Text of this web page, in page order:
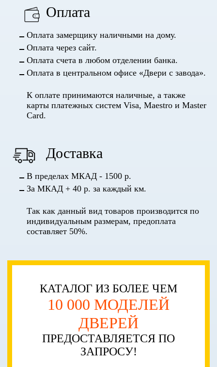
Оплата
Оплата замерщику наличными на дому.
Оплата через сайт.
Оплата счета в любом отделении банка.
Оплата в центральном офисе «Двери с завода».
К оплате принимаются наличные, а также
карты платежных систем Visa, Maestro и Master
Card.
Доставка
В пределах МКАД - 1500 р.
За МКАД + 40 р. за каждый км.
Так как данный вид товаров производится по
индивидуальным размерам, предоплата
составляет 50%.
КАТАЛОГ ИЗ БОЛЕЕ ЧЕМ
10 000 МОДЕЛЕЙ
ДВЕРЕЙ
ПРЕДОСТАВЛЯЕТСЯ ПО
ЗАПРОСУ!